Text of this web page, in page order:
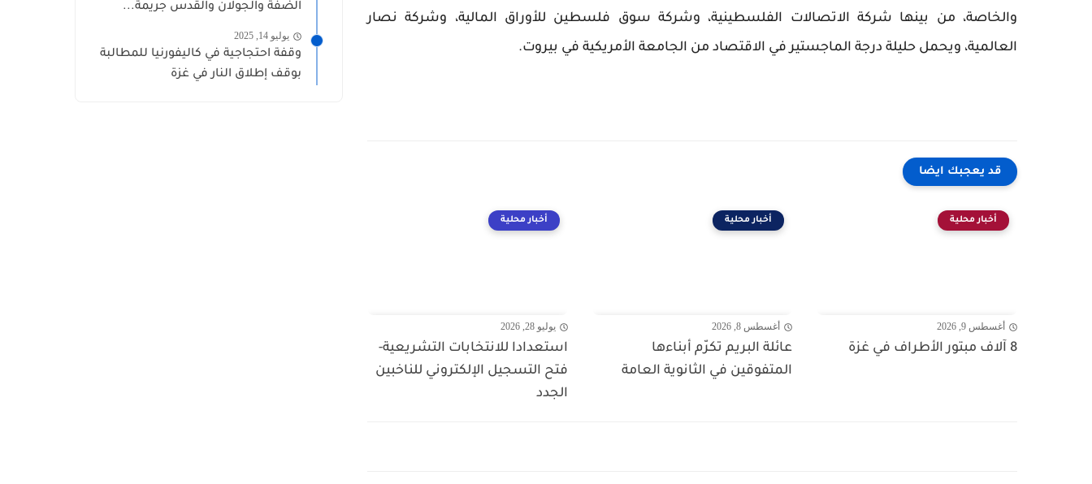
والخاصة، من بينها شركة الاتصالات الفلسطينية، وشركة سوق فلسطين للأوراق المالية، وشركة نصار
العالمية، ويحمل حليلة درجة الماجستير في الاقتصاد من الجامعة الأمريكية في بيروت.
قد يعجبك ايضا
أخبار محلية
أغسطس 9, 2026
8 آلاف مبتور الأطراف في غزة
أخبار محلية
أغسطس 8, 2026
عائلة البريم تكرّم أبناءها
المتفوقين في الثانوية العامة
أخبار محلية
يوليو 28, 2026
استعدادا للانتخابات التشريعية-
فتح التسجيل الإلكتروني للناخبين
الجدد
الضفة والجولان والقدس جريمة...
يوليو 14, 2025
وقفة احتجاجية في كاليفورنيا للمطالبة
بوقف إطلاق النار في غزة